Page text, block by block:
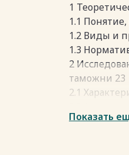
1
1.1
1.2 Виды и
1.3
2
таможни 23
2.1
2.3
Показать